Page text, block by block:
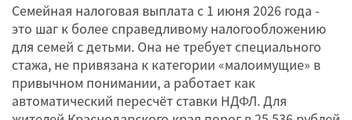
Семейная налоговая выплата с 1 июня 2026 года -
это шаг к более справедливому налогообложению
для семей с детьми. Она не требует специального
стажа, не привязана к категории «малоимущие» в
привычном понимании, а работает как
автоматический пересчёт ставки НДФЛ. Для